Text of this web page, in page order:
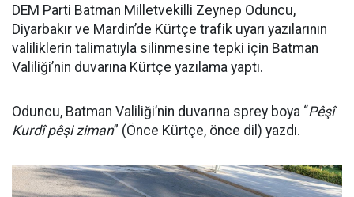
DEM Parti Batman Milletvekilli Zeynep Oduncu,
Diyarbakır ve Mardin’de Kürtçe trafik uyarı yazılarının
valiliklerin talimatıyla silinmesine tepki için Batman
Valiliği’nin duvarına Kürtçe yazılama yaptı.
Oduncu, Batman Valiliği’nin duvarına sprey boya “Pêşî
Kurdî pêşi ziman” (Önce Kürtçe, önce dil) yazdı.